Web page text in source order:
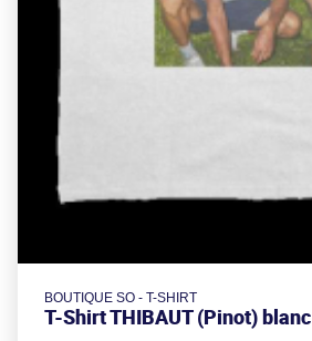
BOUTIQUE SO - T-SHIRT
T-Shirt THIBAUT (Pinot) blanc